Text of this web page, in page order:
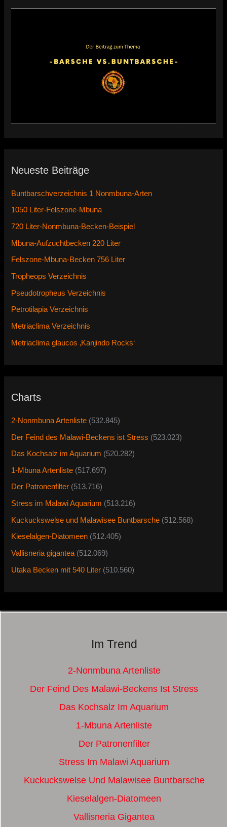
Neueste Beiträge
Buntbarschverzeichnis 1 Nonmbuna-Arten
1050 Liter-Felszone-Mbuna
720 Liter-Nonmbuna-Becken-Beispiel
Mbuna-Aufzuchtbecken 220 Liter
Felszone-Mbuna-Becken 756 Liter
Tropheops Verzeichnis
Pseudotropheus Verzeichnis
Petrotilapia Verzeichnis
Metriaclima Verzeichnis
Metriaclima glaucos ‚Kanjindo Rocks‘
Charts
2-Nonmbuna Artenliste (532.845)
Der Feind des Malawi-Beckens ist Stress (523.023)
Das Kochsalz im Aquarium (520.282)
1-Mbuna Artenliste (517.697)
Der Patronenfilter (513.716)
Stress im Malawi Aquarium (513.216)
Kuckuckswelse und Malawisee Buntbarsche (512.568)
Kieselalgen-Diatomeen (512.405)
Vallisneria gigantea (512.069)
Utaka Becken mit 540 Liter (510.560)
Im Trend
2-Nonmbuna Artenliste
Der Feind Des Malawi-Beckens Ist Stress
Das Kochsalz Im Aquarium
1-Mbuna Artenliste
Der Patronenfilter
Stress Im Malawi Aquarium
Kuckuckswelse Und Malawisee Buntbarsche
Kieselalgen-Diatomeen
Vallisneria Gigantea